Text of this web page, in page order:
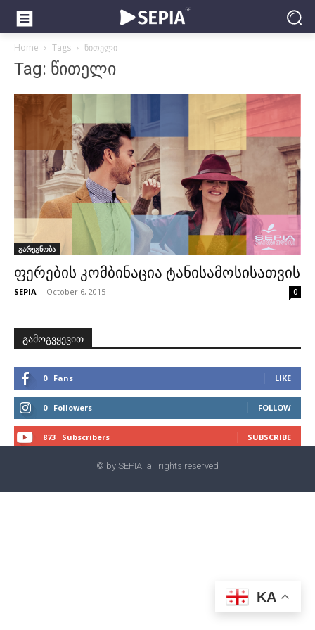
Home Tags წითელი
Tag: წითელი
გარეგნობა
ფერების კომბინაცია ტანისამოსისათვის
SEPIA - October 6, 2015 0
გამოგვყევით
0 Fans LIKE
0 Followers FOLLOW
873 Subscribers SUBSCRIBE
© by SEPIA, all rights reserved
KA